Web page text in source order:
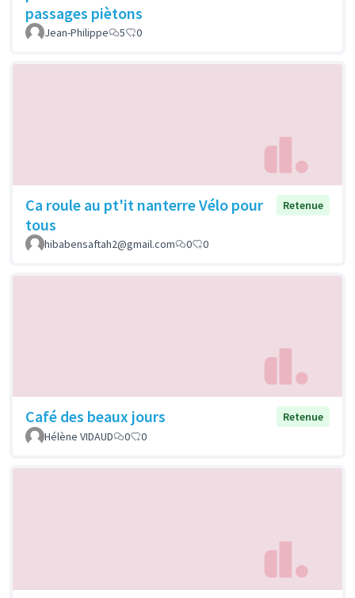
passages piètons
Jean-Philippe 5 0
Ca roule au pt'it nanterre Vélo pour
tous
Retenue
hibabensaftah2@gmail.com 0 0
Café des beaux jours
Retenue
Hélène VIDAUD
0 0